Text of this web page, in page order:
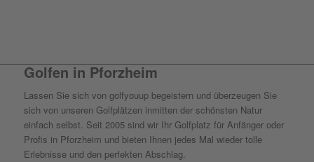
Golfen in Pforzheim
Lassen Sie sich von golfyouup begeistern und überzeugen Sie
sich von unseren Golfplätzen inmitten der schönsten Natur
einfach selbst. Seit 2005 sind wir Ihr Golfplatz für Anfänger oder
Profis in Pforzheim und bieten Ihnen jedes Mal wieder tolle
Erlebnisse und den perfekten Abschlag.